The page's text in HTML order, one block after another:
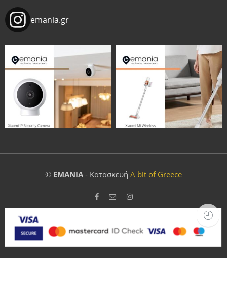
emania.gr
© EMANIA- Κατασκευή A bit of Greece